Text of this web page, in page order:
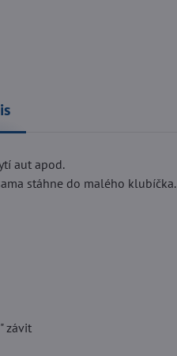
aut apod.
stáhne do malého klubíčka.
závit